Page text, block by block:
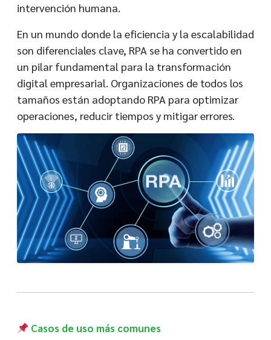
intervención humana.
En un mundo donde la eficiencia y la escalabilidad
son diferenciales clave, RPA se ha convertido en
un pilar fundamental para la transformación
digital empresarial. Organizaciones de todos los
tamaños están adoptando RPA para optimizar
operaciones, reducir tiempos y mitigar errores.
Casos de uso más comunes